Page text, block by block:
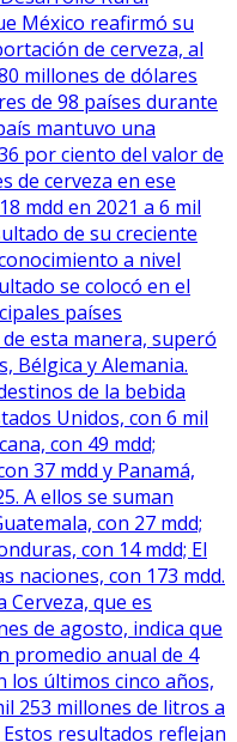
México reafirmó su
de cerveza, al
millones de dólares
de 98 países durante
mantuvo una
por ciento del valor de
de cerveza en ese
mdd en 2021 a 6 mil
de su creciente
a nivel
se colocó en el
países
esta manera, superó
Bélgica y Alemania.
de la bebida
Unidos, con 6 mil
con 49 mdd;
37 mdd y Panamá,
A ellos se suman
con 27 mdd;
con 14 mdd; El
naciones, con 173 mdd.
Cerveza, que es
de agosto, indica que
promedio anual de 4
los últimos cinco años,
253 millones de litros a
resultados reflejan